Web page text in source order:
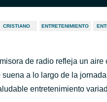
CRISTIANO ENTRETENIMIENTO
de radio refleja un
suena a lo largo de la
entretenimiento